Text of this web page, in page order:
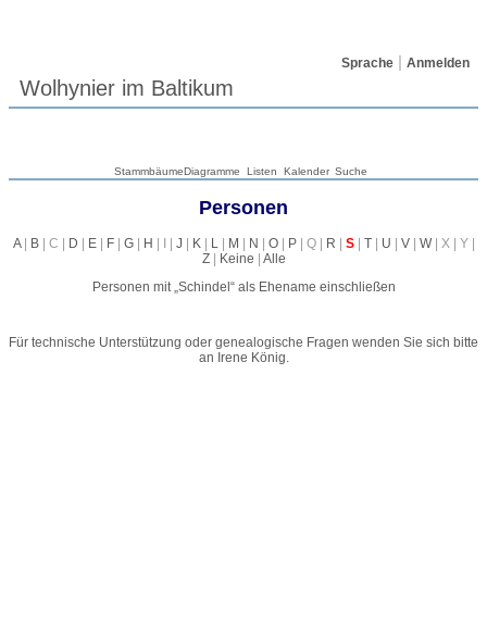
Sprache Anmelden
Wolhynier im Baltikum
StammbäumeDiagramme Listen Kalender Suche
Personen
A| B| C | D | E| F| G| H | I | J | K| L| M | N | O| P| Q | R | S| T| U | V| W| X | Y |
Z| Keine | Alle
Personen mit „Schindel“ als Ehename einschließen
Für technische Unterstützung oder genealogische Fragen wenden Sie sich bitte
an Irene König.